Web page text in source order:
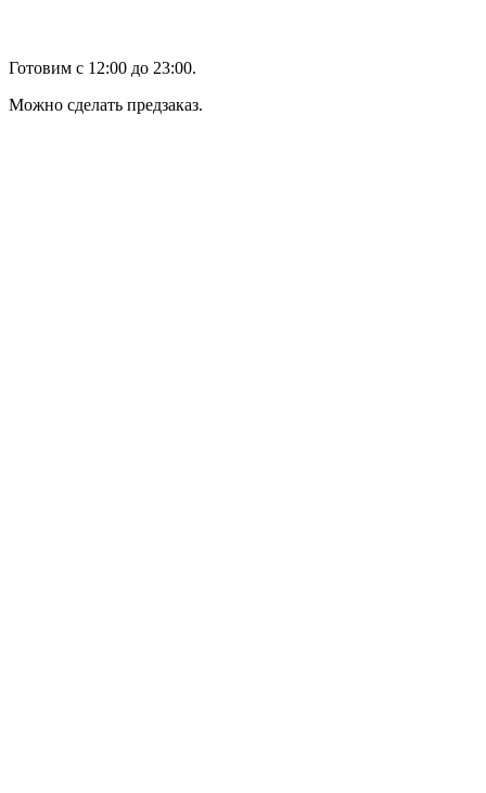
Готовим с 12:00 до 23:00.
Можно сделать предзаказ.